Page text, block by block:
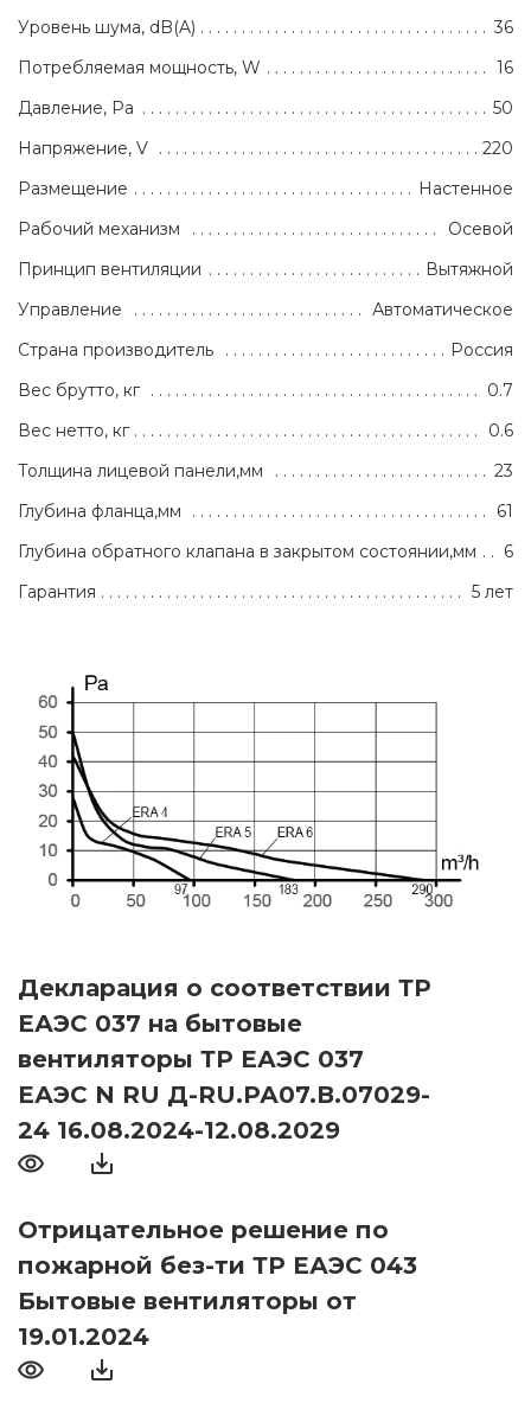
Уровень шума, dB(A)
36
Потребляемая мощность, W
16
Давление, Pa
50
Напряжение, V
220
Размещение
Настенное
Рабочий механизм
Осевой
Принцип вентиляции
Вытяжной
Управление
Автоматическое
Страна производитель
Россия
Вес брутто, кг
0.7
Вес нетто, кг
0.6
Толщина лицевой панели,мм
23
Глубина фланца,мм
61
Глубина обратного клапана в закрытом состоянии,мм
6
Гарантия
5 лет
Декларация о соответствии ТР
ЕАЭС 037 на бытовые
вентиляторы ТР ЕАЭС 037
ЕАЭС N RU Д-RU.РА07.В.07029-
24 16.08.2024-12.08.2029
Отрицательное решение по
пожарной без-ти ТР ЕАЭС 043
Бытовые вентиляторы от
19.01.2024